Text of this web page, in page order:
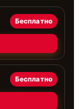
Бесплатно
Бесплатно